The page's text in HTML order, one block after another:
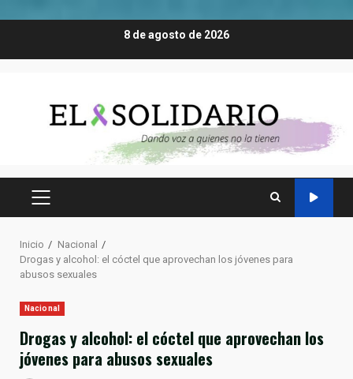
8 de agosto de 2026
MENÚ
Inicio
Nacional
Drogas y alcohol: el cóctel que aprovechan los jóvenes para
abusos sexuales
Nacional
Drogas y alcohol: el cóctel que aprovechan los
jóvenes para abusos sexuales